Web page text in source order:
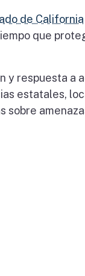
de California
que
y respuesta a
estatales,
sobre